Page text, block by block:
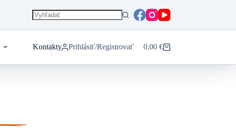
Kontakty Prihlásiť/Registrovať
Nákupný
0,00 €